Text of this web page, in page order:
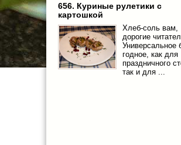
656. Куриные рулетики с
картошкой
Хлеб-соль вам,
дорогие
Универсальное
годное, как для
праздничного
так и для ...